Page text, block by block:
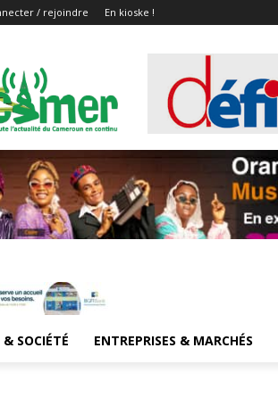
/ rejoindre En kioske !
SOCIÉTÉ ENTREPRISES & MARCHÉS